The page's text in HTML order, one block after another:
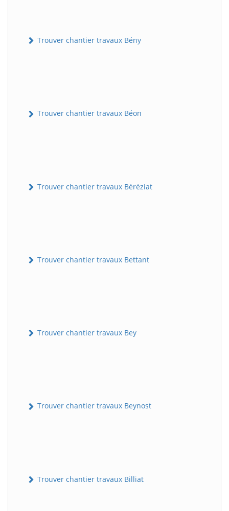
Trouver chantier travaux Bény
Trouver chantier travaux Béon
Trouver chantier travaux Béréziat
Trouver chantier travaux Bettant
Trouver chantier travaux Bey
Trouver chantier travaux Beynost
Trouver chantier travaux Billiat